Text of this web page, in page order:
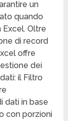
un
quando
Oltre
di record
offre
dei
il Filtro
dati in base
con porzioni